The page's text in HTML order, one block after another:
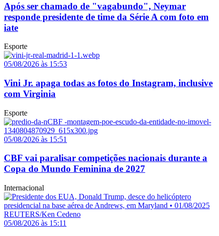
Após ser chamado de "vagabundo", Neymar
responde presidente de time da Série A com foto em
iate
Esporte
05/08/2026 às 15:53
Vini Jr. apaga todas as fotos do Instagram, inclusive
com Virginia
Esporte
05/08/2026 às 15:51
CBF vai paralisar competições nacionais durante a
Copa do Mundo Feminina de 2027
Internacional
05/08/2026 às 15:11